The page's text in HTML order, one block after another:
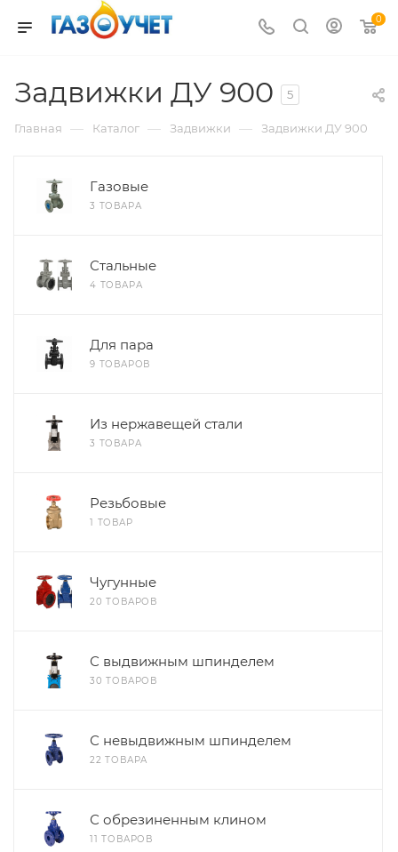
0
Задвижки ДУ 900 5
Главная — Каталог — Задвижки — Задвижки ДУ 900
Газовые
3 ТОВАРА
Стальные
4 ТОВАРА
Для пара
9 ТОВАРОВ
Из нержавещей стали
3 ТОВАРА
Резьбовые
1 ТОВАР
Чугунные
20 ТОВАРОВ
С выдвижным шпинделем
30 ТОВАРОВ
С невыдвижным шпинделем
22 ТОВАРА
С обрезиненным клином
11 ТОВАРОВ